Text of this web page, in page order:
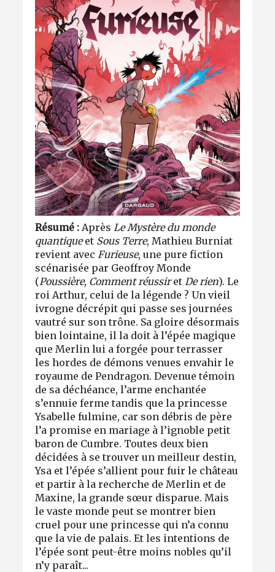
Résumé : Après Le Mystère du monde
quantiqueet Sous Terre, Mathieu Burniat
revient avec Furieuse, une pure fiction
scénarisée par Geoffroy Monde
(Poussière, Comment réussiret De rien). Le
roi Arthur, celui de la légende ? Un vieil
ivrogne décrépit qui passe ses journées
vautré sur son trône. Sa gloire désormais
bien lointaine, il la doit à l’épée magique
que Merlin lui a forgée pour terrasser
les hordes de démons venues envahir le
royaume de Pendragon. Devenue témoin
de sa déchéance, l’arme enchantée
s’ennuie ferme tandis que la princesse
Ysabelle fulmine, car son débris de père
l’a promise en mariage à l’ignoble petit
baron de Cumbre. Toutes deux bien
décidées à se trouver un meilleur destin,
Ysa et l’épée s’allient pour fuir le château
et partir à la recherche de Merlin et de
Maxine, la grande sœur disparue. Mais
le vaste monde peut se montrer bien
cruel pour une princesse qui n’a connu
que la vie de palais. Et les intentions de
l’épée sont peut-être moins nobles qu’il
n’y paraît...